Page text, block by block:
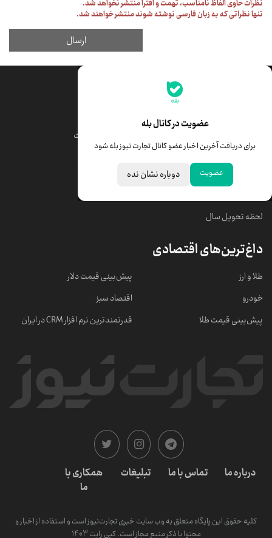
عضویت در کانال بله
برای دریافت آخرین اخبار عضو کانال تجارت نیوز بله شود
عضویت دوباره نشان نده
جدیدترین قیمت‌ها
قیمت درهم امارات
خبرهای مهم
لحظه تحویل سال
داغ‌ترین‌های اقتصادی
طلا و ارز
خودرو
پیش‌بینی قیمت طلا
پیش‌بینی قیمت دلار
اقتصاد سبز
قدرتمندترین نرم‌ افزار CRM در ایران
درباره ما تماس با ما تبلیغات
همکاری با
ما
کلیه حقوق این پایگاه متعلق به وب سایت خبری تجارت‌نیوز است و استفاده از اخبار و
محتوا با ذکر منبع مجاز است. کپی رایت 1403